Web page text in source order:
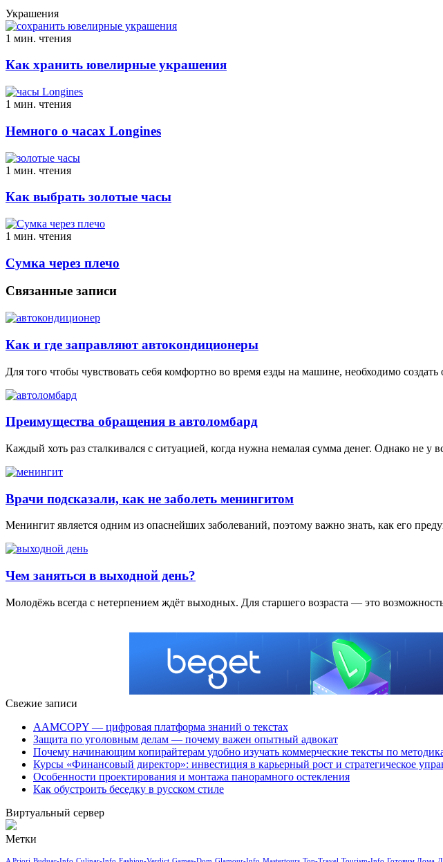
Украшения
1 мин. чтения
Как хранить ювелирные украшения
1 мин. чтения
Немного о часах Longines
1 мин. чтения
Как выбрать золотые часы
1 мин. чтения
Сумка через плечо
Связанные записи
Как и где заправляют автокондиционеры
Для того чтобы чувствовать себя комфортно во время езды на машине, необходимо
Преимущества обращения в автоломбард
Каждый хоть раз сталкивался с ситуацией, когда нужна немалая сумма денег. Однако не у
Врачи подсказали, как не заболеть менингитом
Менингит является одним из опаснейших заболеваний, поэтому важно знать, как его
Чем заняться в выходной день?
Молодёжь всегда с нетерпением ждёт выходных. Для старшего возраста — это
Свежие записи
AAMCOPY — цифровая платформа знаний о текстах
Защита по уголовным делам — почему важен опытный адвокат
Почему начинающим копирайтерам удобно изучать коммерческие тексты по
Курсы «Финансовый директор»: инвестиция в карьерный рост и стратегическое
Особенности проектирования и монтажа панорамного остекления
Как обустроить беседку в русском стиле
Виртуальный сервер
Метки